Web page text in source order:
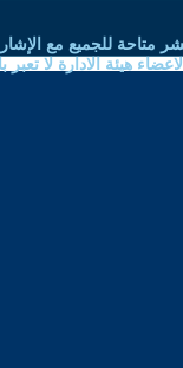
متاحة للجميع مع
هيئة الادارة لا